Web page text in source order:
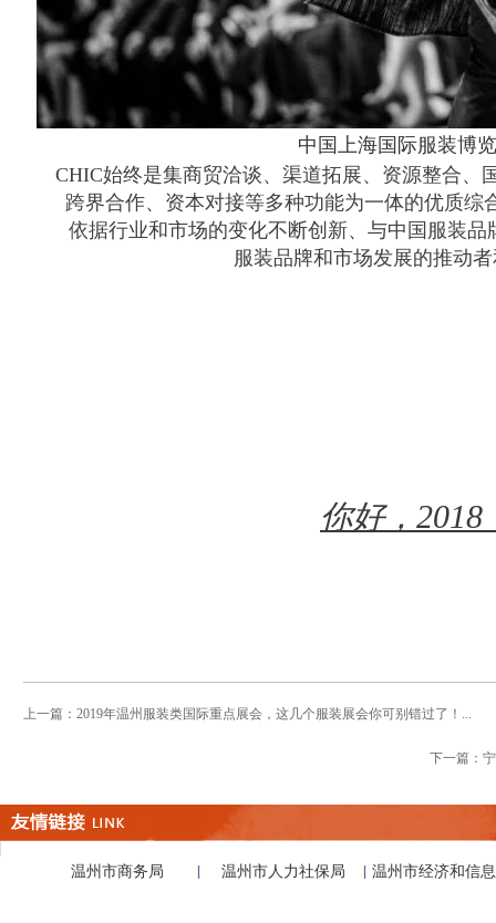
中国上海国际服装博
CHIC始终是集商贸洽谈、渠道拓展、资源整合、
跨界合作、资本对接等多种功能为一体的优质综
依据行业和市场的变化不断创新、与中国服装
服装品牌和市场发展的推动
你好，2018
上一篇： 2019年温州服装类国际重点展会，这几个服装展会你可别错过了！...
下一篇：
温州市商务局 温州市人力社保局 温州市经济和信